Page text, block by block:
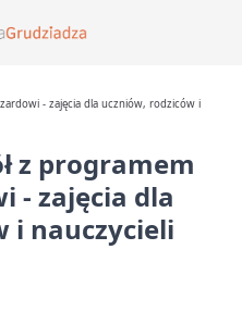
- zajęcia dla uczniów, rodziców i
z programem
- zajęcia dla
i nauczycieli